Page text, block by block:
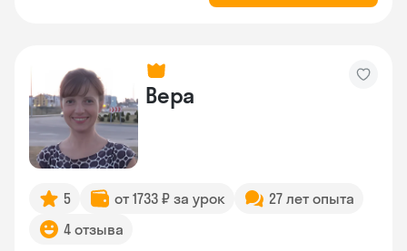
Вера
5 от 1733 ₽ за урок
27 лет опыта
4 отзыва